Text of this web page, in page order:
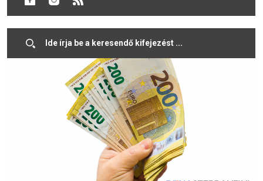
háború, akkor is még sokáig éreznénk a hatását.